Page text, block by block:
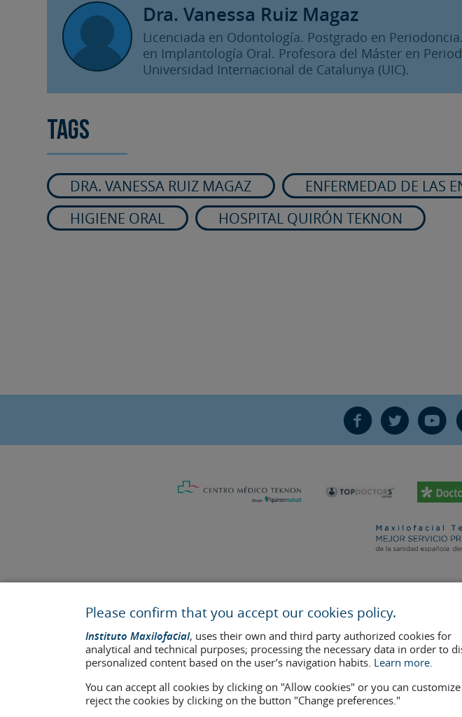
Dra. Vanessa Ruiz Magaz
Licenciada en Odontología. Postgrado en
en Implantología Oral. Profesora del Máster en
Universidad Internacional de Catalunya (UIC).
Tags
DRA. VANESSA RUIZ MAGAZ
ENFERMEDAD DE LAS
HIGIENE ORAL
HOSPITAL QUIRÓN TEKNON
F T Y
Health center authorisation number: E08646940
The information featured in this website does not replace but complements the doctor-patient
who appear on the website are published under their consent and removed at any time if the
Legal notice–Cookies Policy–Privacy Policy
Please confirm that you accept our cookies policy.
Instituto Maxilofacial, uses their own and third party authorized cookies for
analytical and technical purposes; processing the necessary data in order to
personalized content based on the user’s navigation habits. Learn more.
You can accept all cookies by clicking on "Allow cookies" or you can
reject the cookies by clicking on the button "Change preferences."